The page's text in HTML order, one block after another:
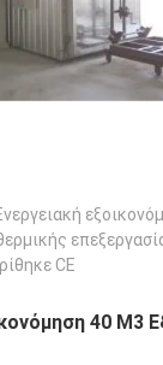
CE
40 M3